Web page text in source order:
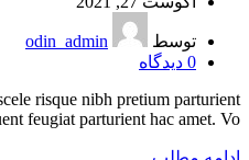
توسط
odin_admin
0 دیدگاه
risque nibh pretium parturient
feugiat parturient hac amet. Vo...